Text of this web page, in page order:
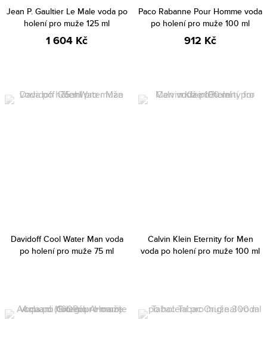
Jean P. Gaultier Le Male voda po
holení pro muže 125 ml
1 604 Kč
Paco Rabanne Pour Homme voda
po holení pro muže 100 ml
912 Kč
Davidoff Cool Water Man voda
po holení pro muže 75 ml
Calvin Klein Eternity for Men
voda po holení pro muže 100 ml